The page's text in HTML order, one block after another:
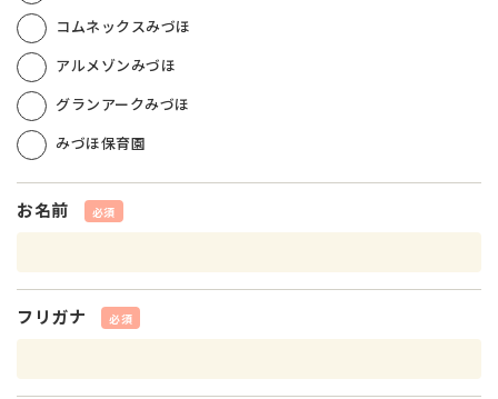
コムネックスみづほ
アルメゾンみづほ
グランアークみづほ
みづほ保育園
お名前 必須
フリガナ 必須